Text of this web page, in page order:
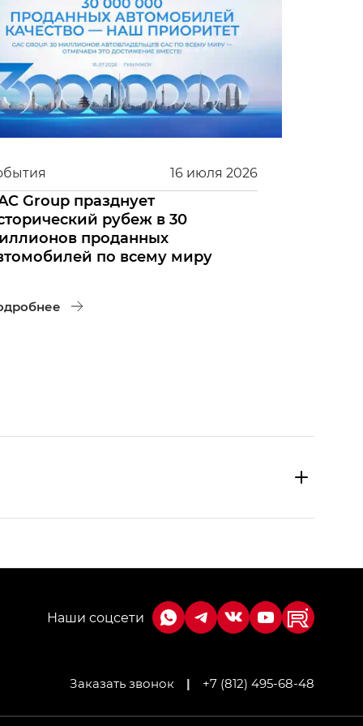
16 июля 2026
Group празднует
рубеж в 30
проданных
по всему миру
Заказать звонок | +7 (812) 495-68-48